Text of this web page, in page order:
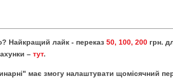
Найкращий лайк - переказ 50, 100, 200 грн.
– тут.
має змогу налаштувати щомісячний